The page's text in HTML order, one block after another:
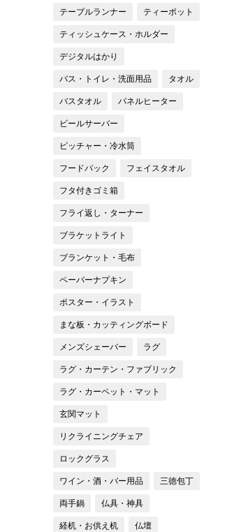
テーブルランナー ティーポット
ティッシュケース・ホルダー
デジタルはかり
バス・トイレ・洗面用品 タオル
バスタオル パネルヒーター
ビールサーバー
ピッチャー・冷水筒
フードパック フェイスタオル
フタ付きゴミ箱
フライ返し・ターナー
ブラケットライト
ブランケット・毛布
ペーパーナプキン
ポスター・イラスト
まな板・カッティングボード
メンズシェーバー ラグ
ラグ・カーテン・ファブリック
ラグ・カーペット・マット
玄関マット
リクライニングチェア
ロックグラス
ワイン・酒・バー用品 三徳包丁
両手鍋 仏具・神具
経机・お供え机 仏壇